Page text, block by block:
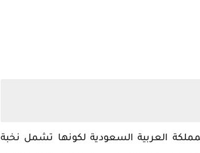
العربية السعودية لكونها تشمل نخبة